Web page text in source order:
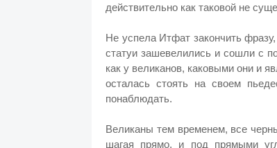
действительно как таковой не
Не успела Итфат закончить фразу,
статуи зашевелились и сошли с
как у великанов, каковыми они и
осталась стоять на своем
понаблюдать.
Великаны тем временем, все
шагая прямо, и под прямыми